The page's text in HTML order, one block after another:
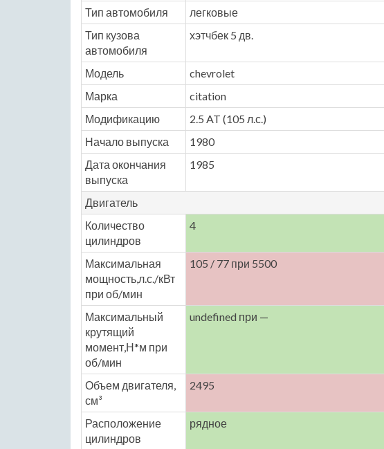
Тип автомобиля легковые
Тип кузова
автомобиля
хэтчбек 5 дв.
Модель chevrolet
Марка
citation
Модификацию
2.5 AT (105 л.с.)
Начало выпуска
1980
Дата окончания
выпуска
1985
Двигатель
Количество
цилиндров
4
Максимальная
мощность,л.с./кВт
при об/мин
105 / 77 при 5500
Максимальный
крутящий
момент,Н*м при
об/мин
undefined при —
Объем двигателя,
см³
2495
Расположение
цилиндров
рядное